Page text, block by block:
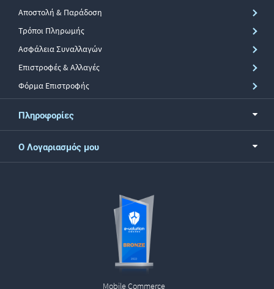
Αποστολή & Παράδοση
Τρόποι Πληρωμής
Ασφάλεια Συναλλαγών
Επιστροφές & Αλλαγές
Φόρμα Επιστροφής
Πληροφορίες
Ο Λογαριασμός μου
Mobile Commerce